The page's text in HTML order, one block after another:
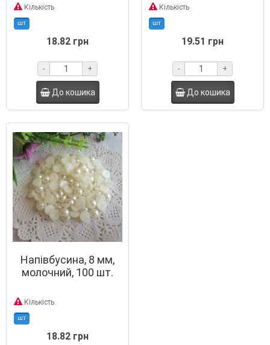
Кількість
шт
18.82 грн
- +
До кошика
Кількість
шт
19.51 грн
- +
До кошика
Напівбусина, 8 мм,
молочний, 100 шт.
Кількість
шт
18.82 грн